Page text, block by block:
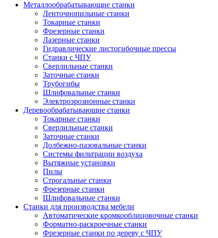
Металлообрабатывающие станки
Ленточнопильные станки
Токарные станки
Фрезерные станки
Лазерные станки
Гидравлические листогибочные прессы
Станки с ЧПУ
Сверлильные станки
Заточные станки
Трубогибы
Шлифовальные станки
Электроэрозионные станки
Деревообрабатывающие станки
Токарные станки
Сверлильные станки
Заточные станки
Долбежно-пазовальные станки
Системы фильтрации воздуха
Вытяжные установки
Пилы
Строгальные станки
Фрезерные станки
Шлифовальные станки
Станки для производства мебели
Автоматические кромкооблицовочные станки
Форматно-раскроечные станки
Фрезерные станки по дереву с ЧПУ